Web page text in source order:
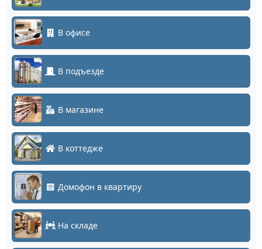
В офисе
В подъезде
В магазине
В коттедже
Домофон в квартиру
На складе